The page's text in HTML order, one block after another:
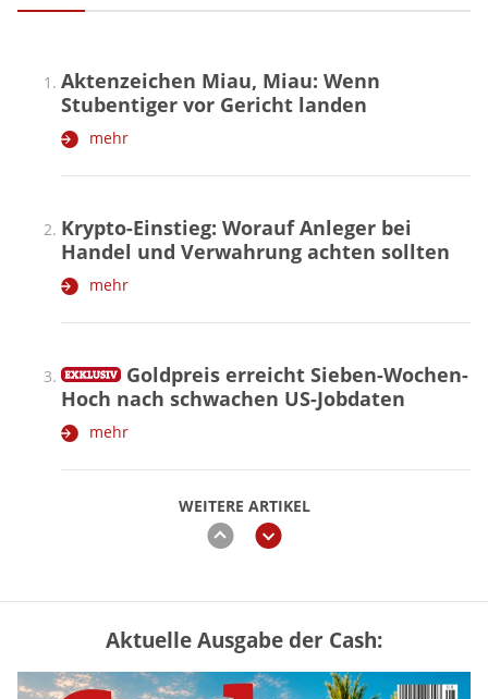
WEITERE ARTIKEL
zurückweiter
Aktenzeichen Miau, Miau: Wenn
Stubentiger vor Gericht landen
mehr
Krypto-Einstieg: Worauf Anleger bei
Handel und Verwahrung achten sollten
mehr
Goldpreis erreicht Sieben-Wochen-
Hoch nach schwachen US-Jobdaten
mehr
Vermieter-Zutritt: Wann Mieter
die Wohnung öffnen müssen
Aktuelle Ausgabe der Cash: